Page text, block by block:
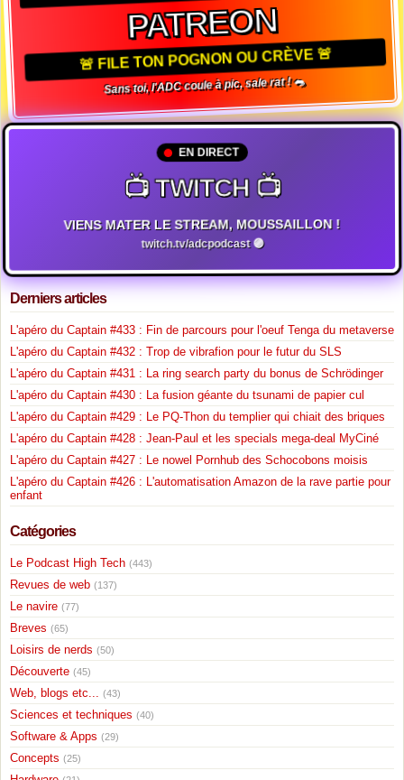
PATREON
🚨 FILE TON POGNON OU CRÈVE 🚨
Sans toi, l'ADC coule à pic, sale rat ! 🐀
EN DIRECT
📺 TWITCH 📺
VIENS MATER LE STREAM, MOUSSAILLON !
twitch.tv/adcpodcast 🟣
Derniers articles
L'apéro du Captain #433 : Fin de parcours pour l'oeuf Tenga du metaverse
L'apéro du Captain #432 : Trop de vibrafion pour le futur du SLS
L'apéro du Captain #431 : La ring search party du bonus de Schrödinger
L'apéro du Captain #430 : La fusion géante du tsunami de papier cul
L'apéro du Captain #429 : Le PQ-Thon du templier qui chiait des briques
L'apéro du Captain #428 : Jean-Paul et les specials mega-deal MyCiné
L'apéro du Captain #427 : Le nowel Pornhub des Schocobons moisis
L'apéro du Captain #426 : L'automatisation Amazon de la rave partie pour
enfant
Catégories
Le Podcast High Tech (443)
Revues de web (137)
Le navire (77)
Breves (65)
Loisirs de nerds (50)
Découverte (45)
Web, blogs etc... (43)
Sciences et techniques (40)
Software & Apps (29)
Concepts (25)